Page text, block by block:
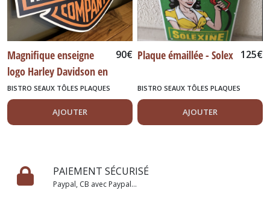
Magnifique enseigne
logo Harley Davidson en
métal
90€
BISTRO SEAUX TÔLES PLAQUES
DIVERS
AJOUTER
Plaque émaillée - Solex 125€
BISTRO SEAUX TÔLES PLAQUES
DIVERS
AJOUTER
PAIEMENT SÉCURISÉ
Paypal, CB avec Paypal...